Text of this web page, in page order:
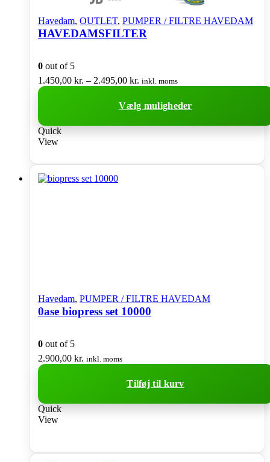
Havedam, OUTLET, PUMPER / FILTRE HAVEDAM
HAVEDAMSFILTER
0 out of 5
1.450,00 kr. – 2.495,00 kr. Prisinterval:
til
2.495,00 kr.
inkl. moms
Vælg muligheder
Dette
vare
flere
varianter.
Mulighederne
Quick
View
Havedam, PUMPER / FILTRE HAVEDAM
0ase biopress set 10000
0 out of 5
2.900,00 kr. inkl. moms
Tilføj til kurv
Quick
View